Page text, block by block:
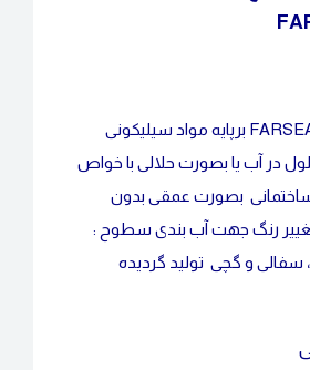
فرسیل FARSEAL 2002 برپایه مواد سیلیکونی
در آب یا بصورت حلالی با خواص
بصورت عمقی بدون
رنگ جهت آب بندی سطوح :
سفالی و گچی تولید گردیده